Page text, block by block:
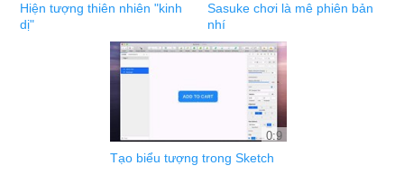
Hiện tượng thiên nhiên "kinh
dị"
Sasuke chơi là mê phiên bản
nhí
0:9
Tạo biểu tượng trong Sketch